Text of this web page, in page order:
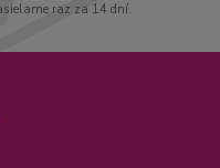
raz za 14 dní.